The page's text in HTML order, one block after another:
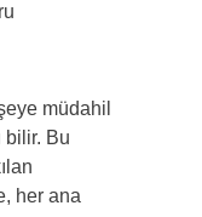
müdahil
bilir. Bu
her ana